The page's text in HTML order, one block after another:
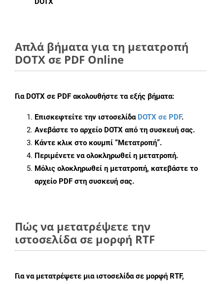
Απλά βήματα για τη μετατροπή
DOTX σε PDF Online
Για DOTX σε PDF ακολουθήστε τα εξής βήματα:
Επισκεφτείτε την ιστοσελίδα DOTX σε PDF.
Ανεβάστε το αρχείο DOTX από τη συσκευή σας.
Κάντε κλικ στο κουμπί “Μετατροπή”.
Περιμένετε να ολοκληρωθεί η μετατροπή.
Μόλις ολοκληρωθεί η μετατροπή, κατεβάστε το
αρχείο PDF στη συσκευή σας.
Πώς να μετατρέψετε την
ιστοσελίδα σε μορφή RTF
Για να μετατρέψετε μια ιστοσελίδα σε μορφή RTF,